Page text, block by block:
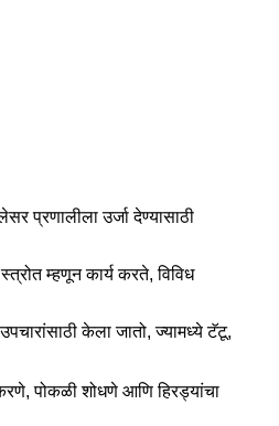
प्रणालीला उर्जा देण्यासाठी
म्हणून कार्य करते, विविध
केला जातो, ज्यामध्ये टॅटू,
करणे, पोकळी शोधणे आणि हिरड्यांचा